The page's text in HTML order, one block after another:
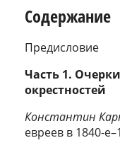
Содержание
Предисловие
Часть 1.
окрестностей
Константин
евреев в 1840-